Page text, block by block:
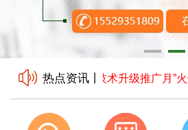
热点资讯丨
切口汗腺清除术技术升级推广月”火